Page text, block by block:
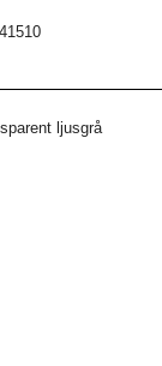
ljusgrå